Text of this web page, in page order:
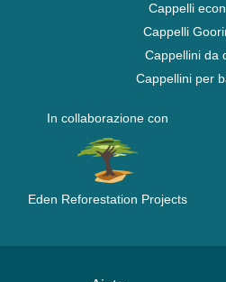
Cappelli
Cappelli
Cappellini da
Cappellini per
In collaborazione con
Eden Reforestation Projects